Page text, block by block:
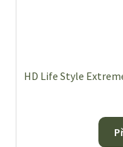
HD Life Style